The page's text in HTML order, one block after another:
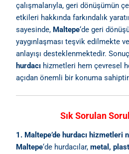
çalışmalarıyla, geri dönüşümün
etkileri hakkında farkındalık
sayesinde, Maltepe‘de geri
yaygınlaşması teşvik edilmekte
anlayışı desteklenmektedir.
hurdacı hizmetleri hem çevresel
açıdan önemli bir konuma
Sık Sorulan
1. Maltepe’de hurdacı hizmetleri
Maltepe‘de hurdacılar,metal,